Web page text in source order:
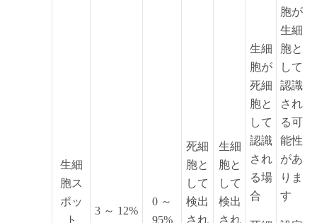
生細
胞ス
ポッ
ト
3 ～ 12%
0 ～
95%
死細
胞と
して
検出
され
生細
胞と
して
検出
され
生細
胞が
死細
胞と
して
認識
され
る場
合
胞が
生細
胞と
して
認識
され
る可
能性
があ
りま
す